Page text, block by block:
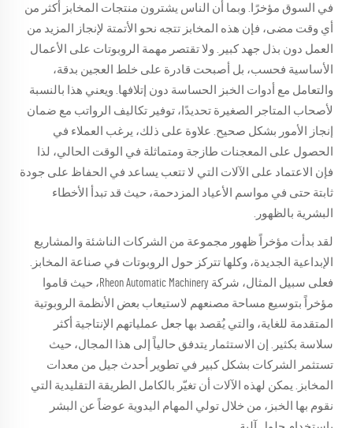
في السوق مؤخرًا. وبما أن الناس يشترون منتجات المخابز أكثر من
أي وقت مضى، فإن هذه المخابز تتجه نحو الأتمتة لإنجاز المزيد من
العمل دون بذل جهد كبير. ولا تقتصر مهمة الروبوتات على الأعمال
الأساسية فحسب، بل أصبحت قادرة على خلط العجين بدقة،
والتعامل مع أدوات الخبز الحساسة دون إتلافها. ويعني هذا بالنسبة
لأصحاب المتاجر الصغيرة تحديدًا، توفير تكاليف الرواتب مع ضمان
إنجاز الأمور بشكل صحيح. علاوة على ذلك، يرغب العملاء في
الحصول على المعجنات طازجة ومتماثلة في الوقت الحالي، لذا
فإن الاعتماد على الآلات التي لا تتعب يساعد في الحفاظ على جودة
ثابتة حتى في مواسم الأعياد المزدحمة، حيث قد تبدأ الأخطاء
البشرية بالظهور.
لقد بدأت مؤخراً ظهور مجموعة من الشركات الناشئة والمشاريع
الإبداعية الجديدة، وكلها تتركز حول الروبوتات في صناعة المخابز.
فعلى سبيل المثال، شركة Rheon Automatic Machinery، حيث قاموا
مؤخراً بتوسيع مساحة مصنعهم لاستيعاب بعض الأنظمة الروبوتية
المتقدمة للغاية، والتي يُقصد بها جعل عملياتهم الإنتاجية أكثر
سلاسة بكثير. إن الاستثمار يتدفق حالياً إلى هذا المجال، حيث
تستثمر الشركات بشكل كبير في تطوير أحدث جيل من معدات
المخابز. يمكن لهذه الآلات أن تغيّر بالكامل الطريقة التقليدية التي
نقوم بها الخبز، من خلال تولي المهام اليدوية عوضاً عن البشر